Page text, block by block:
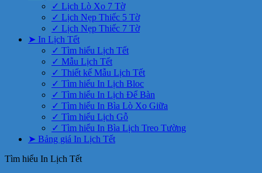
✓ Lịch Lò Xo 7 Tờ
✓ Lịch Nẹp Thiếc 5 Tờ
✓ Lịch Nẹp Thiếc 7 Tờ
➤ In Lịch Tết
✓ Tìm hiểu Lịch Tết
✓ Mẫu Lịch Tết
✓ Thiết kế Mẫu Lịch Tết
✓ Tìm hiểu In Lịch Bloc
✓ Tìm hiểu In Lịch Để Bàn
✓ Tìm hiểu In Bìa Lò Xo Giữa
✓ Tìm hiểu Lịch Gỗ
✓ Tìm hiểu In Bìa Lịch Treo Tường
➤ Bảng giá In Lịch Tết
Tìm hiểu In Lịch Tết